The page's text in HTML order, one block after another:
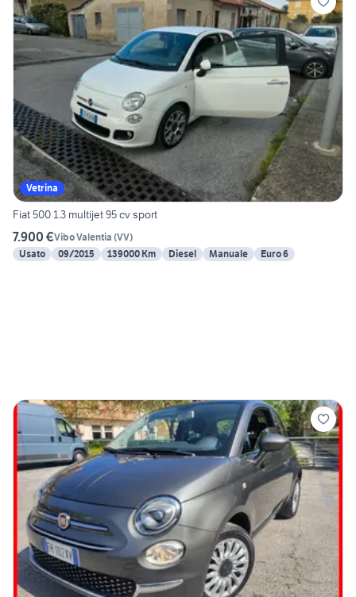
Vetrina
Fiat 500 1.3 multijet 95 cv sport
7.900 €Vibo Valentia (VV)
Usato
09/2015 139000 Km Diesel Manuale Euro 6